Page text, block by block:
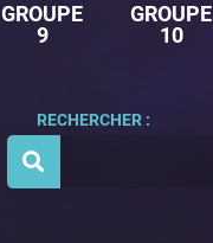
GROUPE
9
GROUPE
10
RECHERCHER :